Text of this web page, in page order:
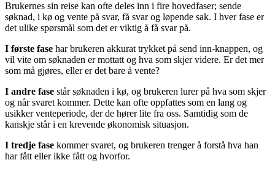
Brukernes sin reise kan ofte deles inn i fire hovedfaser; sende
søknad, i kø og vente på svar, få svar og løpende sak. I hver fase er
det ulike spørsmål som det er viktig å få svar på.
I første fase har brukeren akkurat trykket på send inn-knappen, og
vil vite om søknaden er mottatt og hva som skjer videre. Er det mer
som må gjøres, eller er det bare å vente?
I andre fase står søknaden i kø, og brukeren lurer på hva som skjer
og når svaret kommer. Dette kan ofte oppfattes som en lang og
usikker venteperiode, der de hører lite fra oss. Samtidig som de
kanskje står i en krevende økonomisk situasjon.
I tredje fase kommer svaret, og brukeren trenger å forstå hva han
har fått eller ikke fått og hvorfor.